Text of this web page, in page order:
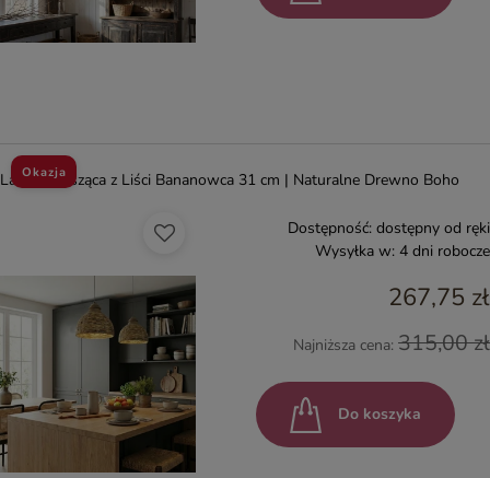
Lampa Wisząca z Liści Bananowca 31 cm | Naturalne Drewno Boho
Dostępność: dostępny od ręki
Wysyłka w: 4 dni robocze
267,75 zł
Najniższa cena: 315,00 zł
Do koszyka
Okazja